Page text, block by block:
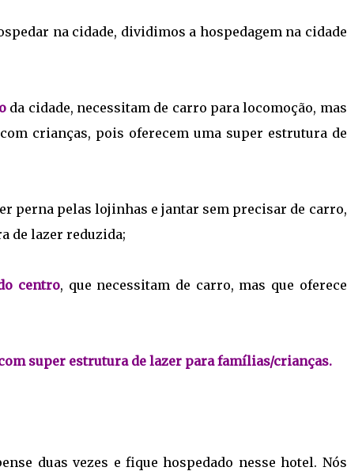
na cidade, dividimos a hospedagem na cidade
da cidade, necessitam de carro para locomoção, mas
crianças, pois oferecem uma super estrutura de
perna pelas lojinhas e jantar sem precisar de carro,
de lazer reduzida;
centro, que necessitam de carro, mas que oferece
super estrutura de lazer para famílias/crianças.
duas vezes e fique hospedado nesse hotel. Nós